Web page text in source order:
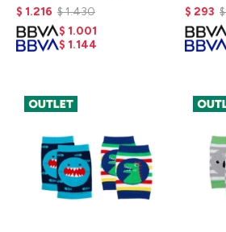
$ 1.216 $1.430
$ 1.001
$ 1.144
$ 293 $